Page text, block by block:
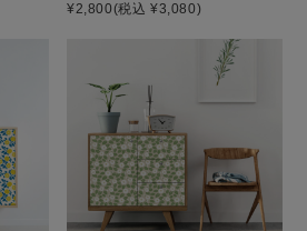
¥2,800(税込 ¥3,080)